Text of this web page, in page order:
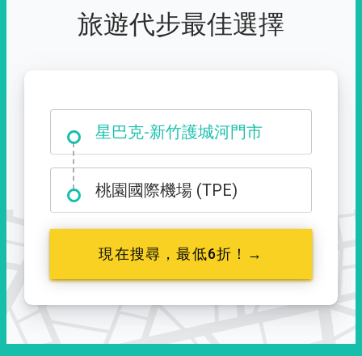
旅遊代步最佳選擇
大霸尖山登山口
桃園國際機場 (TPE)
現在搜尋，最低6折！→